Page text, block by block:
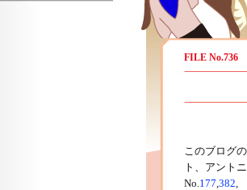
FILE No.736
このブログ
ト、アント
No.177,382,